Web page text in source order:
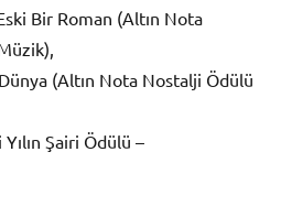
Bir Roman (Altın Nota
(Altın Nota Nostalji Ödülü
Şairi Ödülü –